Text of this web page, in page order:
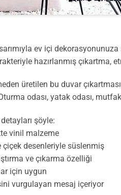
ev içi dekorasyonunuza
hazırlanmış
üretilen bu duvar
odası, yatak odası,
şöyle:
vinil malzeme
çiçek desenleriyle süslenmiş
ve çıkarma özelliği
için uygun
vurgulayan mesaj içeriyor